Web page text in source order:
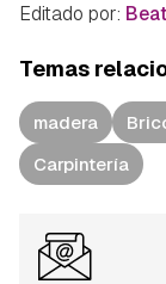
Editado por:
Temas
madera
Carpintería